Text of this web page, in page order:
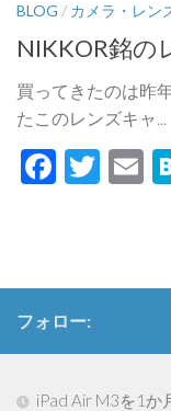
BLOG / カメラ・レン
NIKKOR銘の
買ってきたのは昨
たこのレンズキャ...
フォロー:
iPad Air M3を1か